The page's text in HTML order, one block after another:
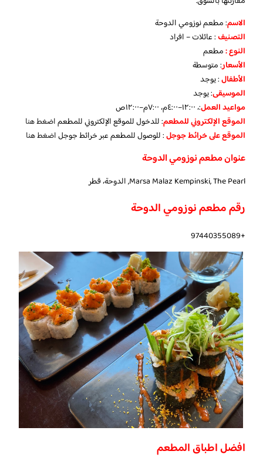
الاسم: مطعم نوزومي الدوحة
التصنيف: عائلات – افراد
النوع :مطعم
الأسعار:متوسطة
الأطفال:يوجد
الموسيقى:يوجد
مواعيد العمل:، ١٢:٠٠–٤:٠٠م، ٧:٠٠م–١٢:٠٠ص
الموقع الإلكتروني للمطعم: للدخول للموقع الإلكتروني للمطعماضغط هنا
الموقع على خرائط جوجل: للوصول للمطعم عبر خرائط جوجلاضغط هنا
عنوان مطعم نوزومي الدوحة
Marsa Malaz Kempinski, The Pearl, الدوحة، قطر
رقم مطعم نوزومي الدوحة
+97440355089
افضل اطباق المطعم